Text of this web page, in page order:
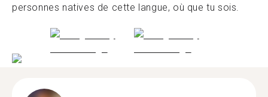
personnes natives de cette langue, où que tu sois.